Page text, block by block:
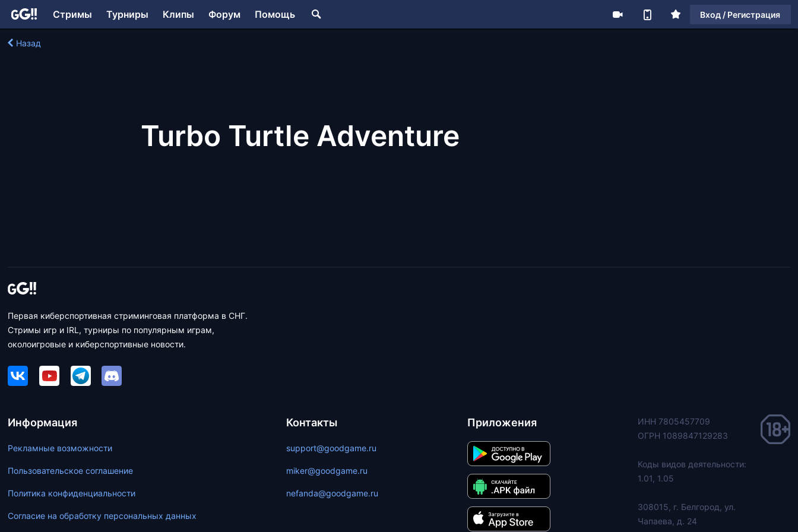
Стримы Турниры Клипы Форум Помощь Вход / Регистрация
Назад
Turbo Turtle Adventure
Первая киберспортивная стриминговая платформа в СНГ.
Стримы игр и IRL, турниры по популярным играм,
околоигровые и киберспортивные новости.
Информация
Рекламные возможности
Пользовательское соглашение
Политика конфиденциальности
Согласие на обработку персональных данных
Контакты
support@goodgame.ru
miker@goodgame.ru
nefanda@goodgame.ru
Приложения
ИНН 7805457709
ОГРН 1089847129283
Коды видов деятельности:
1.01, 1.05
308015, г. Белгород, ул.
Чапаева, д. 24